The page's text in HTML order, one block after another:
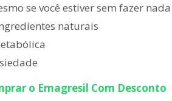
se você estiver sem fazer nada
naturais
o Emagresil Com Desconto